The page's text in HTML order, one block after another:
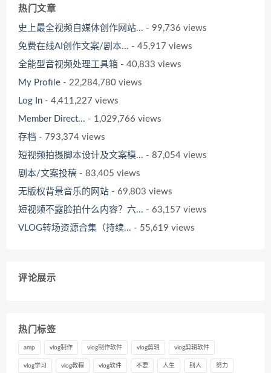
热门文章
史上最全视频自媒体创作网站... - 99,736 views
免费在线AI创作文案/剧本... - 45,917 views
全能型音视频处理工具箱 - 40,833 views
My Profile - 22,284,780 views
Log In - 4,411,227 views
Member Direct... - 1,029,766 views
存档 - 793,374 views
短视频拍摄脚本设计及文案模... - 87,054 views
剧本/文案投稿 - 83,405 views
无版权背景音乐的网站 - 69,803 views
短视频不露脸拍什么内容？六... - 63,157 views
VLOG转场资源合集（持续... - 55,619 views
评论展示
热门标签
amp vlog制作 vlog制作软件 vlog剪辑 vlog剪辑软件
vlog学习 vlog教程 vlog软件 不要 人生 别人 努力